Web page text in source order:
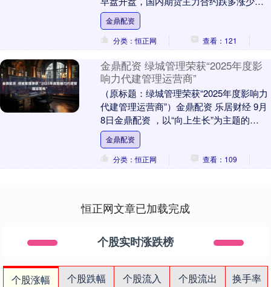
低硫燃料油（LU）跌超4%，SC原....
金鼎配资
分类：恒正网
查看：121
金鼎配资 绿城管理荣获“2025年度影
响力代建管理运营商”
（原标题：绿城管理荣获“2025年度影响力
代建管理运营商”）金鼎配资 乐居财经 9月
8日金鼎配资 ，以“向上生长”为主题的
2025（第八届）乐居财经年度论坛在北....
金鼎配资
分类：恒正网
查看：109
恒正网文章已加载完成
个股实时涨跌榜
个股涨幅 个股跌幅 个股流入 个股流出
换手率